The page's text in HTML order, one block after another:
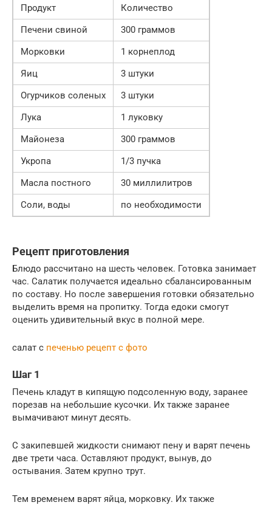
Продукт
Количество
Печени свиной
300 граммов
Морковки
1 корнеплод
Яиц
3 штуки
Огурчиков соленых
3 штуки
Лука
1 луковку
Майонеза
300 граммов
Укропа
1/3 пучка
Масла постного
30 миллилитров
Соли, воды
по необходимости
Рецепт приготовления
Блюдо рассчитано на шесть человек. Готовка занимает
час. Салатик получается идеально сбалансированным
по составу. Но после завершения готовки обязательно
выделить время на пропитку. Тогда едоки смогут
оценить удивительный вкус в полной мере.
салат с печенью рецепт с фото
Шаг 1
Печень кладут в кипящую подсоленную воду, заранее
порезав на небольшие кусочки. Их также заранее
вымачивают минут десять.
С закипевшей жидкости снимают пену и варят печень
две трети часа. Оставляют продукт, вынув, до
остывания. Затем крупно трут.
Тем временем варят яйца, морковку. Их также